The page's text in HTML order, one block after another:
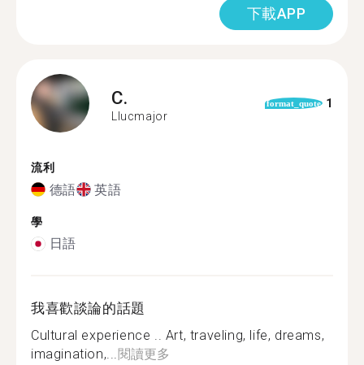
下載APP
C.
Llucmajor
format_quote 1
流利
德語 英語
學
日語
我喜歡談論的話題
Cultural experience .. Art, traveling, life, dreams,
imagination,...閱讀更多